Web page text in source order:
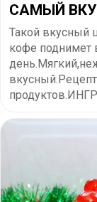
​САМЫЙ
Такой вкусный
кофе поднимет